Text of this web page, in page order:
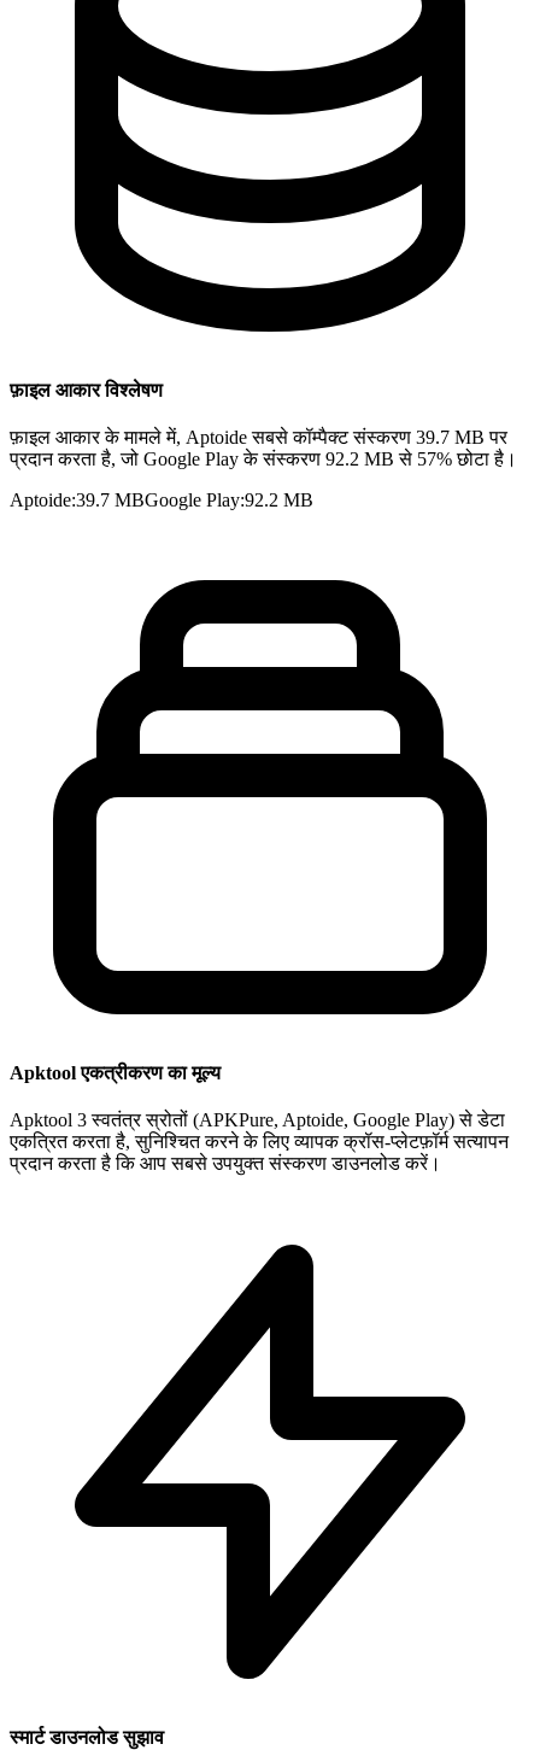
फ़ाइल आकार विश्लेषण
फ़ाइल आकार के मामले में, Aptoide सबसे कॉम्पैक्ट संस्करण 39.7 MB पर
प्रदान करता है, जो Google Play के संस्करण 92.2 MB से 57% छोटा है।
Aptoide:39.7 MBGoogle Play:92.2 MB
Apktool एकत्रीकरण का मूल्य
Apktool 3 स्वतंत्र स्रोतों (APKPure, Aptoide, Google Play) से डेटा
एकत्रित करता है, सुनिश्चित करने के लिए व्यापक क्रॉस-प्लेटफ़ॉर्म सत्यापन
प्रदान करता है कि आप सबसे उपयुक्त संस्करण डाउनलोड करें।
स्मार्ट डाउनलोड सुझाव